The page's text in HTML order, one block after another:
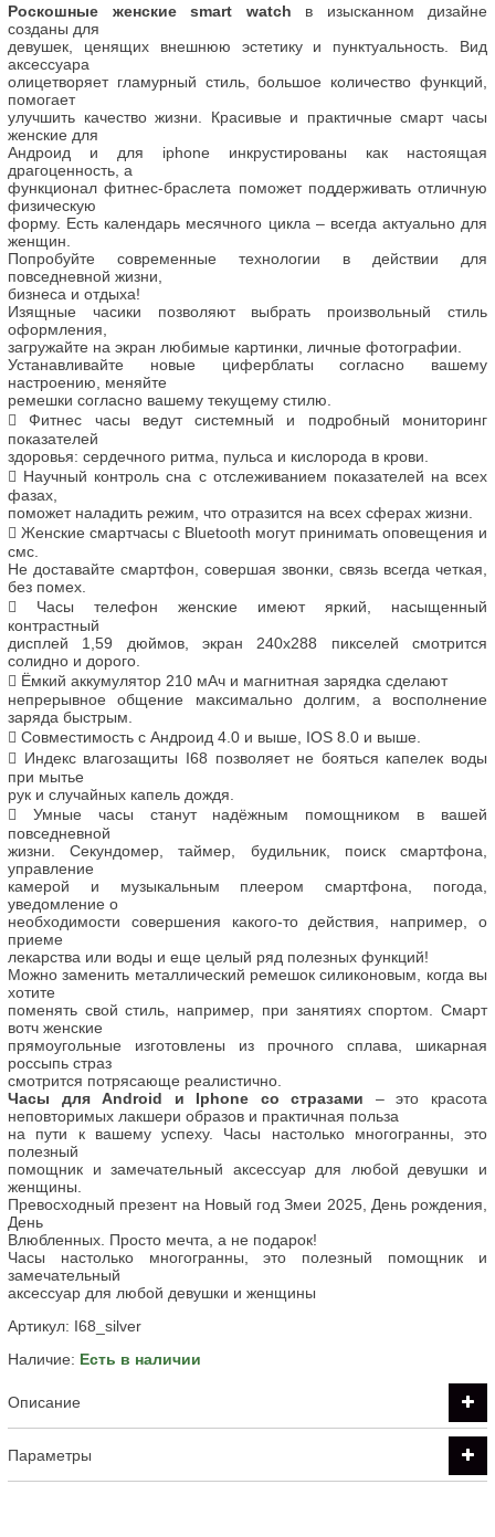
Роскошные женские smart watch в изысканном
дизайне
созданы для
девушек, ценящих внешнюю эстетику и пунктуальность. Вид
аксессуара
олицетворяет гламурный стиль, большое количество функций,
помогает
улучшить качество жизни. Красивые и практичные смарт часы
женские для
Андроид и для
iphone
инкрустированы как настоящая
драгоценность, а
функционал фитнес-браслета поможет поддерживать отличную
физическую
форму. Есть календарь месячного цикла – всегда актуально для
женщин.
Попробуйте современные технологии в действии для
повседневной жизни,
бизнеса и отдыха!
Изящные часики позволяют выбрать произвольный стиль
оформления,
загружайте на экран любимые картинки, личные фотографии.
Устанавливайте новые циферблаты согласно вашему
настроению, меняйте
ремешки согласно вашему текущему стилю.

Фитнес часы
ведут системный и подробный мониторинг
показателей
здоровья: сердечного ритма, пульса и кислорода в крови.
 Научный контроль сна с отслеживанием показателей на всех
фазах,
поможет наладить режим, что отразится на всех сферах жизни.
 Женские смартчасы с Bluetooth могут принимать оповещения и
смс.
Не доставайте смартфон, совершая звонки, связь всегда четкая,
без помех.

Часы телефон женские имеют яркий,
насыщенный
контрастный
дисплей 1,59 дюймов, экран 240х288 пикселей смотрится
солидно и дорого.
 Ёмкий аккумулятор 210 мАч и магнитная зарядка сделают
непрерывное общение максимально долгим, а восполнение
заряда быстрым.
 Совместимость с Андроид 4.0 и выше, IOS 8.0 и выше.
 Индекс влагозащиты I68 позволяет не бояться капелек воды
при мытье
рук и случайных капель дождя.

Умные
часы станут надёжным помощником в вашей
повседневной
жизни.
Секундомер, таймер, будильник, поиск
смартфона,
управление
камерой
и музыкальным плеером смартфона,
погода,
уведомление о
необходимости
совершения какого-то действия, например,
о
приеме
лекарства или воды и еще целый ряд полезных функций!
Можно заменить металлический ремешок силиконовым, когда вы
хотите
поменять свой стиль, например, при занятиях спортом.
Смарт
вотч женские
прямоугольные
изготовлены из прочного сплава, шикарная
россыпь страз
смотрится потрясающе реалистично.
Часы для Android и Iphone со стразами
– это красота
неповторимых лакшери образов и практичная польза
на
пути к вашему успеху. Часы настолько многогранны,
это
полезный
помощник
и замечательный аксессуар для любой девушки
и
женщины.
Превосходный презент на Новый год Змеи 2025, День рождения,
День
Влюбленных . Просто мечта, а не подарок!
Часы настолько многогранны, это полезный помощник и
замечательный
аксессуар для любой девушки и женщины
Артикул: I68_silver
Наличие: Есть в наличии
Описание
Параметры